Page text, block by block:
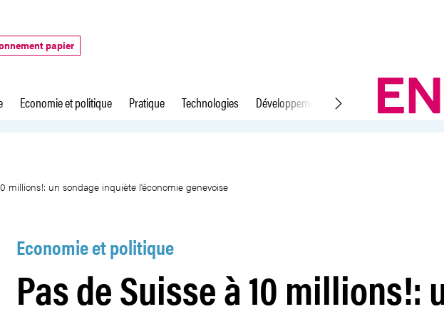
papier
Economie et politique Pratique Technologies Développement durable Droit du travail
un sondage inquiète l’économie
millions!: un sondage inquiète l’économie genevoise
Economie et politique
Pas de Suisse à 10 millions!: